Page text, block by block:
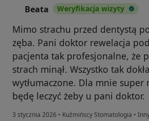
Beata Weryfikacja wizyty
Mimo strachu przed dentystą
zęba. Pani doktor rewelacja
pacjenta tak profesjonalne, że
strach minął. Wszystko tak
wytłumaczone. Dla mnie super
będę leczyć żeby u pani doktor.
3 stycznia 2026 • Kuźmińscy Stomatologia •